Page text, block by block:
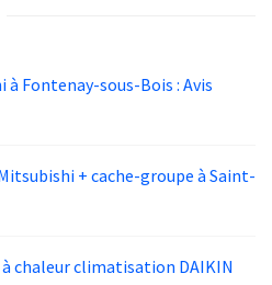
Fontenay-sous-Bois : Avis
+ cache-groupe à Saint-
chaleur climatisation DAIKIN